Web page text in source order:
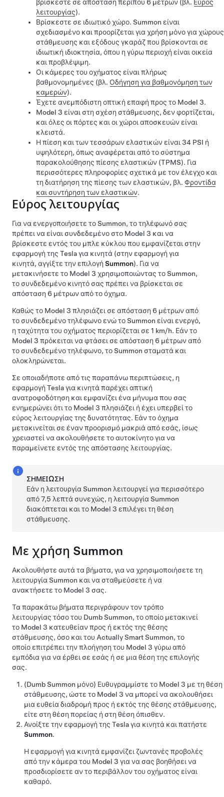
βρίσκεστε σε απόσταση περίπου 6 μέτρων (βλ. Εύρος
λειτουργίας).
Βρίσκεστε σε ιδιωτικό χώρο. Summon είναι
σχεδιασμένο και προορίζεται για χρήση μόνο για χώρους
στάθμευσης και εξόδους γκαράζ που βρίσκονται σε
ιδιωτική ιδιοκτησία, όπου η γύρω περιοχή είναι οικεία
και προβλέψιμη.
Οι κάμερες του οχήματος είναι πλήρως
βαθμονομημένες (βλ. Οδήγηση για βαθμονόμηση των
καμερών).
Έχετε ανεμπόδιστη οπτική επαφή προς το Model 3.
Model 3 είναι στη σχέση στάθμευσης, δεν φορτίζεται,
και όλες οι πόρτες και οι χώροι αποσκευών είναι
κλειστά.
Η πίεση και των τεσσάρων ελαστικών είναι 34 PSI ή
υψηλότερη, όπως αναφέρεται από το σύστημα
παρακολούθησης πίεσης ελαστικών (TPMS). Για
περισσότερες πληροφορίες σχετικά με τον έλεγχο και
τη διατήρηση της πίεσης των ελαστικών, βλ. Φροντίδα
και συντήρηση των ελαστικών.
Εύρος λειτουργίας
Για να ενεργοποιήσετε τοSummon, το τηλέφωνό σας
πρέπει να είναι συνδεδεμένο στο Model 3 και να
βρίσκεστε εντός του μπλε κύκλου που εμφανίζεται στην
εφαρμογή της Tesla για κινητά (στην εφαρμογή για
κινητά, αγγίξτε την επιλογή Summon). Για να
μετακινήσετε το Model 3 χρησιμοποιώντας τοSummon,
το συνδεδεμένο κινητό σας πρέπει να βρίσκεται σε
απόσταση 6 μέτρων από το όχημα.
Καθώς το Model 3 πλησιάζει σε απόσταση 6 μέτρων από
το συνδεδεμένο τηλέφωνο ενώ τοSummon είναι ενεργό,
η ταχύτητα του οχήματος περιορίζεται σε 1 km/h. Εάν το
Model 3 πρόκειται να φτάσει σε απόσταση 6 μέτρων από
το συνδεδεμένο τηλέφωνο, τοSummon σταματά και
ολοκληρώνεται.
Σε οποιαδήποτε από τις παραπάνω περιπτώσεις, η
εφαρμογή Tesla για κινητά παρέχει απτική
ανατροφοδότηση και εμφανίζει ένα μήνυμα που σας
ενημερώνει ότι το Model 3 πλησιάζει ή έχει υπερβεί το
εύρος λειτουργίας της δυνατότητας. Εάν το όχημα
μετακινείται σε έναν προορισμό μακριά από εσάς, ίσως
χρειαστεί να ακολουθήσετε το αυτοκίνητο για να
παραμείνετε εντός της απόστασης λειτουργίας.
ΣΗΜΕΊΩΣΗ
Εάν η λειτουργίαSummon λειτουργεί για περισσότερο
από 7,5 λεπτά συνεχώς, η λειτουργίαSummon
διακόπτεται και το Model 3 επιλέγει τη θέση
στάθμευσης.
Με χρήση Summon
Ακολουθήστε αυτά τα βήματα, για να χρησιμοποιήσετε τη
λειτουργία Summon και να σταθμεύσετε ή να
ανακτήσετε το Model 3 σας.
Τα παρακάτω βήματα περιγράφουν τον τρόπο
λειτουργίας τόσο του Dumb Summon, το οποίο μετακινεί
το Model 3 κατευθείαν προς ή εκτός της θέσης
στάθμευσης, όσο και του Actually Smart Summon, το
οποίο επιτρέπει την πλοήγηση του Model 3 γύρω από
εμπόδια για να έρθει σε εσάς ή σε μια θέση της επιλογής
σας.
(Dumb Summon μόνο) Ευθυγραμμίστε το Model 3 με τη θέση
στάθμευσης, ώστε το Model 3 να μπορεί να ακολουθήσει
μια ευθεία διαδρομή προς ή εκτός της θέσης στάθμευσης,
είτε στη θέση πορείας ή στη θέση όπισθεν.
Ανοίξτε την εφαρμογή της Tesla για κινητά και πατήστε
Summon.
Η εφαρμογή για κινητά εμφανίζει ζωντανές προβολές
από την κάμερα του Model 3 για να σας βοηθήσει να
προσδιορίσετε αν το περιβάλλον του οχήματος είναι
καθαρό.